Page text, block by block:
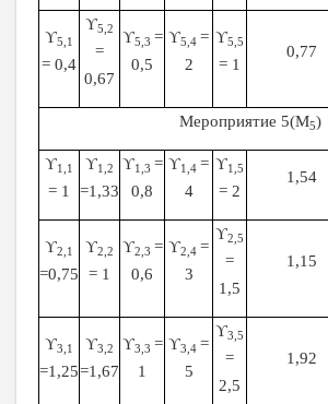
ϒ5,1
= 0,4
ϒ5,2
=
0,67
ϒ5,3 =
0,5
ϒ5,4 =
2
ϒ5,5
= 1
0,77
Мероприятие 5(М5)
ϒ1,1
= 1
ϒ1,2
=1,33
ϒ1,3 =
0,8
ϒ1,4 =
4
ϒ1,5
= 2
1,54
ϒ2,1
=0,75
ϒ2,2
= 1
ϒ2,3 =
0,6
ϒ2,4 =
3
ϒ2,5
=
1,5
1,15
ϒ3,1
=1,25
ϒ3,2
=1,67
ϒ3,3 =
1
ϒ3,4 =
5
ϒ3,5
=
2,5
1,92